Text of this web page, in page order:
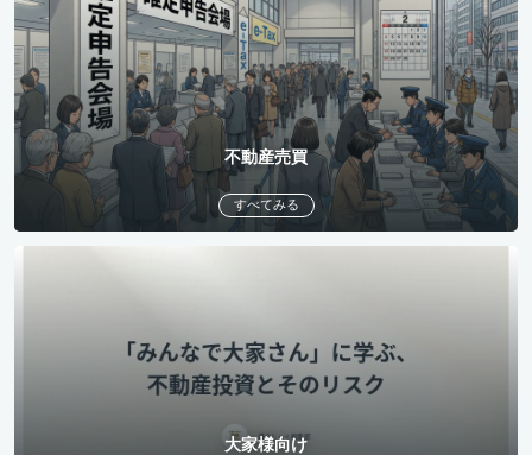
不動産売買
すべてみる
大家様向け